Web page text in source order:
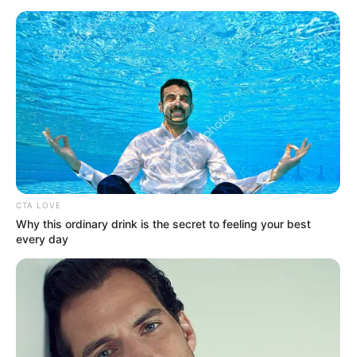
കേസിൽ പ്രതികളായ യുവതികൾ ഉൾപ്പെടെയുള്ള
ആറ്‌ പേർക്കായി അന്വേഷണം
CTA LOVE
Why this ordinary drink is the secret to feeling your best
every day